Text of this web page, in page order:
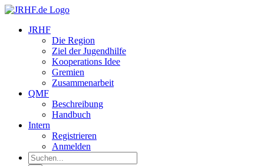
Zum
springenJRHF
Die Region
Ziel der Jugendhilfe
Kooperations Idee
Gremien
Zusammenarbeit
QMF
Beschreibung
Handbuch
Intern
Registrieren
Anmelden
Suche